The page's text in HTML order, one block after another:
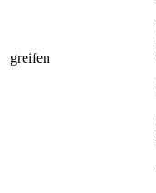
greifen